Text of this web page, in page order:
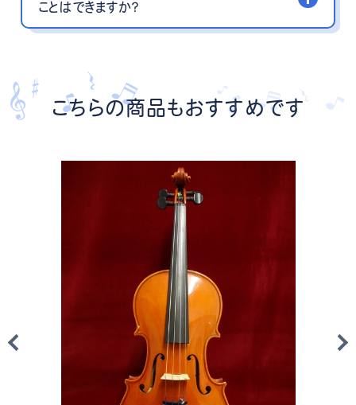
ことはできますか？
こちらの商品もおすすめです